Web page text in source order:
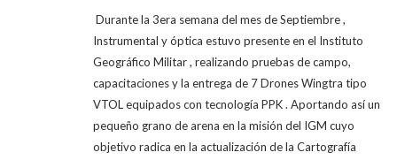
Durante la 3era semana del mes de Septiembre ,
Instrumental y óptica estuvo presente en el Instituto
Geográfico Militar , realizando pruebas de campo,
capacitaciones y la entrega de 7 Drones Wingtra tipo
VTOL equipados con tecnología PPK . Aportando así un
pequeño grano de arena en la misión del IGM cuyo
objetivo radica en la actualización de la Cartografía